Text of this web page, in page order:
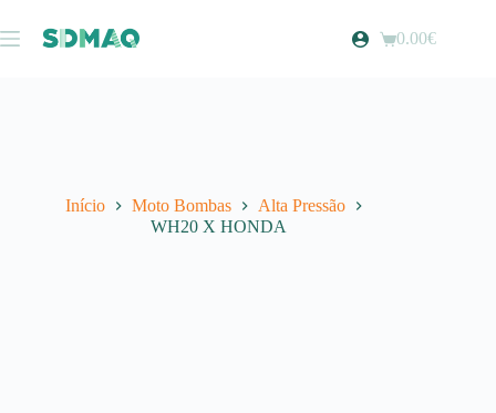
para
o
Carrinho
0.00€
Início Moto Bombas
Alta Pressão
WH20 X HONDA